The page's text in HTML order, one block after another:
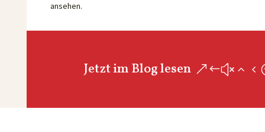
ansehen.
Jetzt im Blog lesen